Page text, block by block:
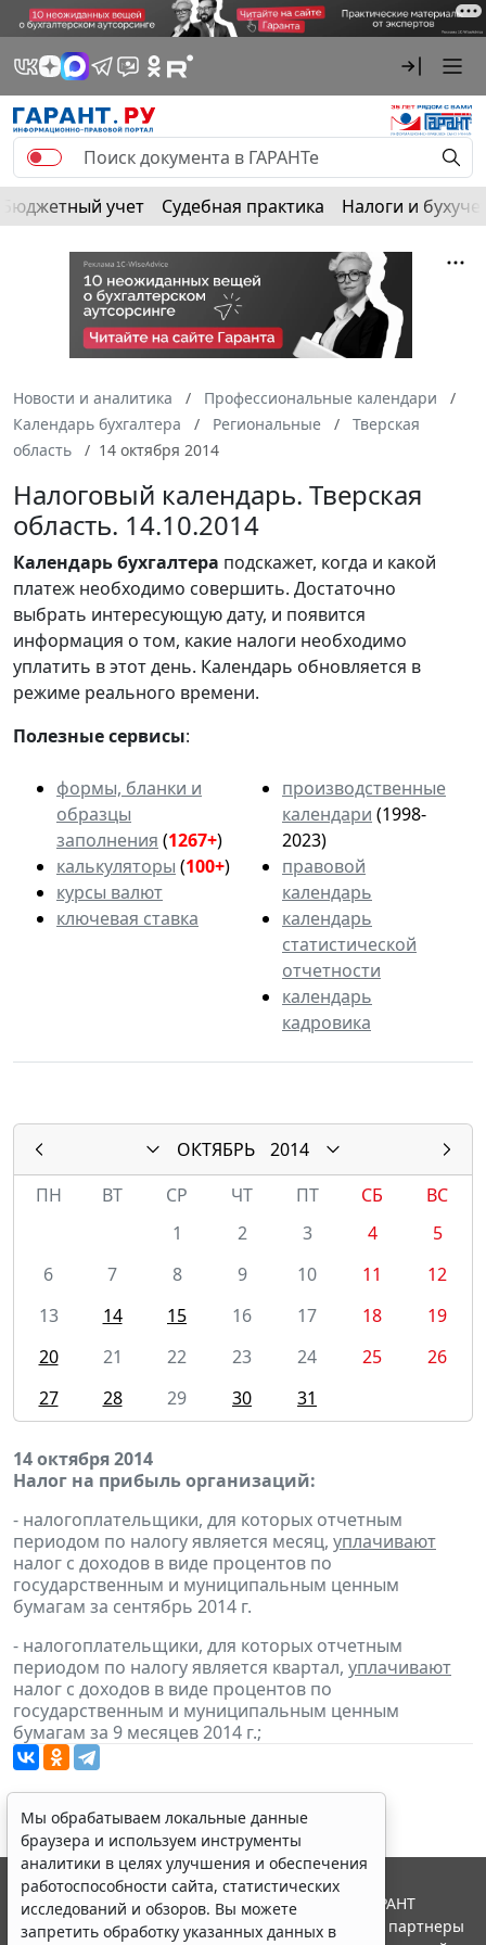
Бюджетный учет Судебная практика Налоги и
Новости и аналитика
Профессиональные календари
Календарь бухгалтера
Региональные
Тверская
область
14 октября 2014
Налоговый календарь. Тверская
область. 14.10.2014
Календарьбухгалтера подскажет, когда и какой
платеж необходимо совершить. Достаточно
выбрать интересующую дату, и появится
информация о том, какие налоги необходимо
уплатить в этот день. Календарь обновляется в
режиме реального времени.
Полезные сервисы:
формы, бланки и
образцы
заполнения (1267+)
калькуляторы (100+)
курсы валют
ключевая ставка
производственные
календари (1998-
2023)
правовой
календарь
календарь
статистической
отчетности
календарь
кадровика
ОКТЯБРЬ
2014
ПН
ВТ СР ЧТ ПТ СБ
ВС
1
2 3 4
5
6
7 8 9 10 11
12
13
14 15 16 17 18
19
20
21 22 23 24 25
26
27
28 29 30 31
14 октября 2014
Налог на прибыль организаций:
- налогоплательщики, для которых отчетным
периодом по налогу является месяц, уплачивают
налог с доходов в виде процентов по
государственным и муниципальным ценным
бумагам за сентябрь 2014 г.
- налогоплательщики, для которых отчетным
периодом по налогу является квартал, уплачивают
налог с доходов в виде процентов по
государственным и муниципальным ценным
бумагам за 9 месяцев 2014 г.;
Мы обрабатываем локальные данные
браузера и используем инструменты
аналитики в целях улучшения и обеспечения
работоспособности сайта, статистических
исследований и обзоров. Вы можете
запретить обработку указанных данных в
© ООО "НПП "ГАРАНТ-СЕРВИС", 2026. Система ГАРАНТ
выпускается с 1990 года. Компания "Гарант" и ее партнеры